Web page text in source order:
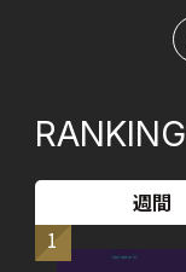
RANKING
週間
1